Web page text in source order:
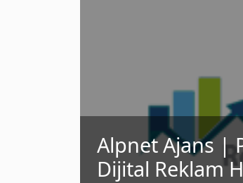
Alpnet Ajans |
Dijital Reklam